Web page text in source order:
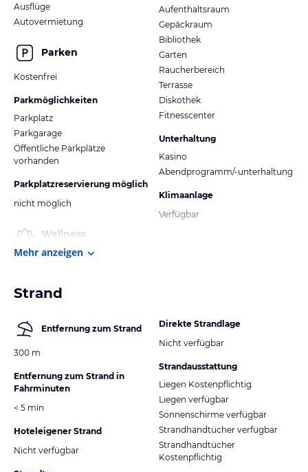
Ausflüge
Autovermietung
Parken
Kostenfrei
Parkmöglichkeiten
Parkplatz
Parkgarage
Öffentliche Parkplätze
vorhanden
Parkplatzreservierung möglich
nicht möglich
Wellness
Aufenthaltsraum
Gepäckraum
Bibliothek
Garten
Raucherbereich
Terrasse
Diskothek
Fitnesscenter
Unterhaltung
Kasino
Abendprogramm/-unterhaltung
Klimaanlage
Verfügbar
Mehr anzeigen
Strand
Entfernung zum Strand
300 m
Entfernung zum Strand in
Fahrminuten
< 5 min
Hoteleigener Strand
Nicht verfügbar
Direkte Strandlage
Nicht verfügbar
Strandausstattung
Liegen Kostenpflichtig
Liegen verfügbar
Sonnenschirme verfügbar
Strandhandtücher verfügbar
Strandhandtücher
Kostenpflichtig